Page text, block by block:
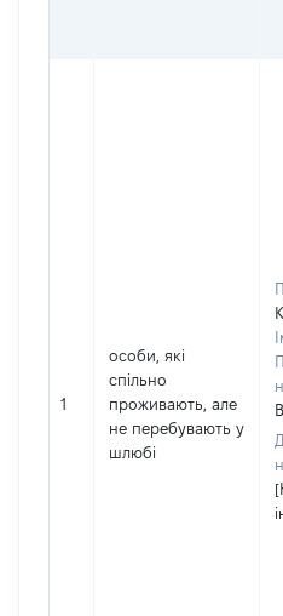
1
особи, які
спільно
проживають, але
не перебувають у
шлюбі